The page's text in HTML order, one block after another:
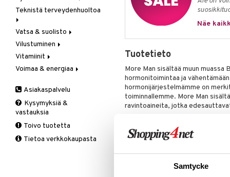
Samtycke
Näe
Tuotetieto
More Man sisältää muun
hormonitoimintaa ja
hormonijärjestelmämme on
toiminnallemme. More Man
ravintoaineita, jotka
hormonitoimintaa,
normaalia psyykkistä
SINKKI JA SATEENVARJO-
testosteronitasoa.
Rasvanpoltto
Kolesterolia alentavat
Neidonhiuspuu
Vegetaariset rasvahapot
Verisuonia vahvistavat
Teknistä terveydenhuoltoa
Hieronta
Ilmankostuttimet
Kivunlievitys
Muuta
Vatsa & suolisto
Happamuutta säätelevät
Juomat
Kuidut
Ruuansulatus
Suolisto
Vilustuminen
C-vitamiini
Estävä & helpottava
Muut
Valkosipuli
Yskään
Vitamiinit
A, D, E & K
B-vitamiinit
C-vitamiinit
Miehet
Multimineraalit
Voimaa & energiaa
Muut
Q-10
Schizandra
Suorituskyky
Asiakaspalvelu
Kysymyksiä &
vastauksia
Toivo tuotetta
Tietoa verkkokaupasta